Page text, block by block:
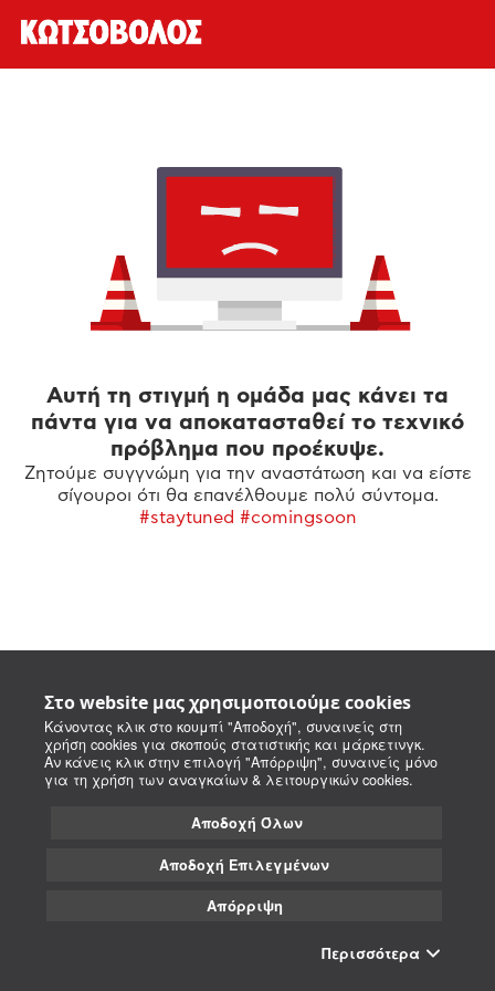
Στο website μας χρησιμοποιούμε cookies
Κάνοντας κλικ στο κουμπί "Αποδοχή", συναινείς στη
χρήση cookies για σκοπούς στατιστικής και μάρκετινγκ.
Αν κάνεις κλικ στην επιλογή "Απόρριψη", συναινείς μόνο
για τη χρήση των αναγκαίων & λειτουργικών cookies.
Αποδοχή Όλων
Αποδοχή Επιλεγμένων
Απόρριψη
Περισσότερα
Αυτή τη στιγμή η ομάδα μας κάνει τα
πάντα για να αποκατασταθεί το τεχνικό
πρόβλημα που προέκυψε.
Ζητούμε συγγνώμη για την αναστάτωση και να είστε
σίγουροι ότι θα επανέλθουμε πολύ σύντομα.
#staytuned #comingsoon